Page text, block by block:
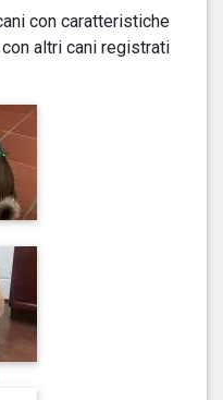
con caratteristiche
altri cani registrati